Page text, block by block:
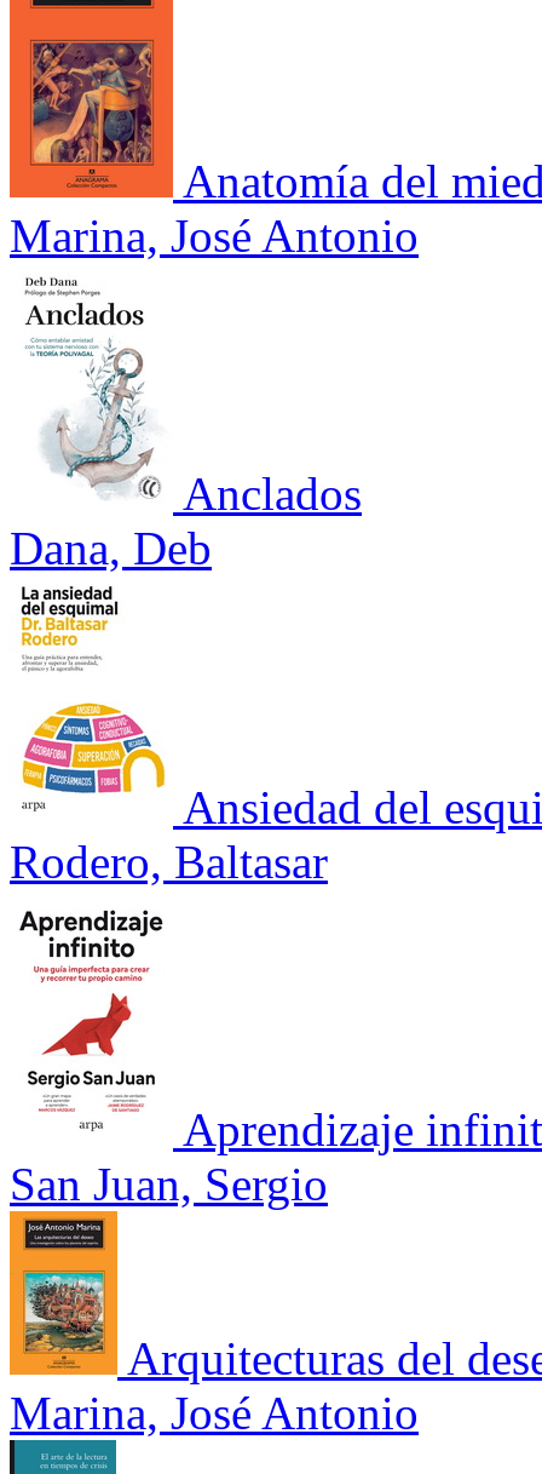
Anatomía del
Marina, José Antonio
Anclados
Dana, Deb
Ansiedad del
Rodero, Baltasar
Aprendizaje
San Juan, Sergio
Arquitecturas del
Marina, José Antonio